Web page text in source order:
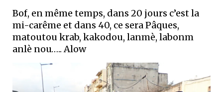
Bof, en même temps, dans 20 jours c’est la
mi-carême et dans 40, ce sera Pâques,
matoutou krab, kakodou, lanmè, labonm
anlè nou….. Alow